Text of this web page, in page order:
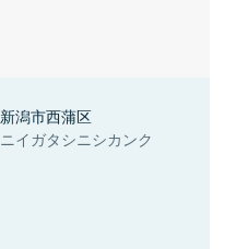
新潟市西蒲区
ニイガタシニシカンク